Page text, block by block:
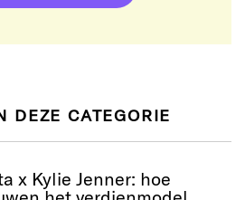
DEZE CATEGORIE
x Kylie Jenner: hoe